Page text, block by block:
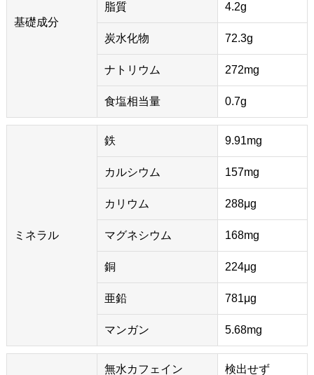
基礎成分
脂質 4.2g
炭水化物 72.3g
ナトリウム 272mg
食塩相当量 0.7g
ミネラル
鉄 9.91mg
カルシウム 157mg
カリウム 288μg
マグネシウム 168mg
銅 224μg
亜鉛 781μg
マンガン 5.68mg
無水カフェイン 検出せず